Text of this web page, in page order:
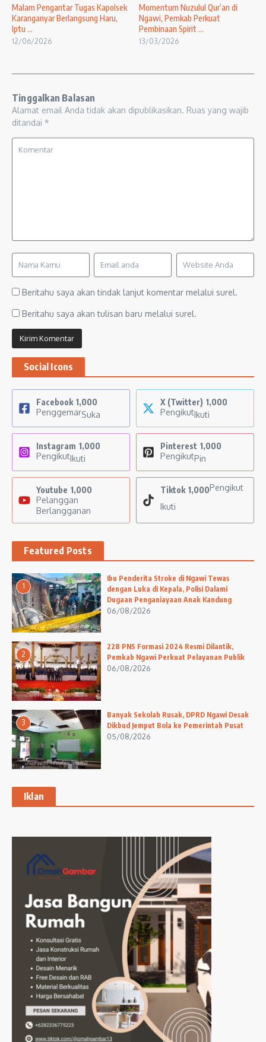
Malam Pengantar Tugas Kapolsek
Karanganyar Berlangsung Haru,
Iptu ...
12/06/2026
Momentum Nuzulul Qur’an di
Ngawi, Pemkab Perkuat
Pembinaan Spirit ...
13/03/2026
Tinggalkan Balasan
Alamat email Anda tidak akan dipublikasikan. Ruas yang wajib
ditandai *
Beritahu saya akan tindak lanjut komentar melalui surel.
Beritahu saya akan tulisan baru melalui surel.
Social Icons
Facebook 1,000
PenggemarSuka
X (Twitter) 1,000
PengikutIkuti
Instagram 1,000
PengikutIkuti
Pinterest 1,000
PengikutPin
Youtube 1,000
Pelanggan
Berlangganan
Tiktok 1,000Pengikut
Ikuti
Featured Posts
1
Ibu Penderita Stroke di Ngawi Tewas
dengan Luka di Kepala, Polisi Dalami
Dugaan Penganiayaan Anak Kandung
06/08/2026
2
228 PNS Formasi 2024 Resmi Dilantik,
Pemkab Ngawi Perkuat Pelayanan Publik
06/08/2026
3
Banyak Sekolah Rusak, DPRD Ngawi Desak
Dikbud Jemput Bola ke Pemerintah Pusat
05/08/2026
Iklan